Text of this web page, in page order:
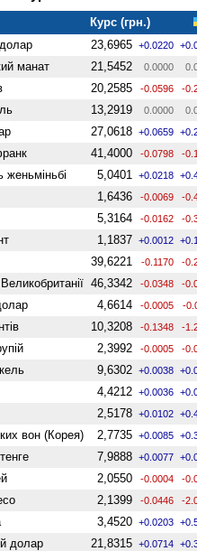
Курс (грн.)
23,6965 +0.0220
манат 21,5452 0.0000
20,2585 -0.0596 -
13,2919 0.0000
27,0618 +0.0659
41,4000 -0.0798 -
женьмiньбi 5,0401 +0.0218
1,6436 -0.0069 -
5,3164 -0.0162 -
1,1837 +0.0012
39,6221 -0.1170 -
46,3342 -0.0348 -
4,6614 -0.0005 -
10,3208 -0.1348 -
2,3992 -0.0005 -
9,6302 +0.0038
4,4212 +0.0036
2,5178 +0.0102
вон (Корея) 2,7735 +0.0085
7,9888 +0.0077
2,0550 -0.0004 -
2,1399 -0.0446 -
3,4520 +0.0203
долар 21,8315 +0.0714